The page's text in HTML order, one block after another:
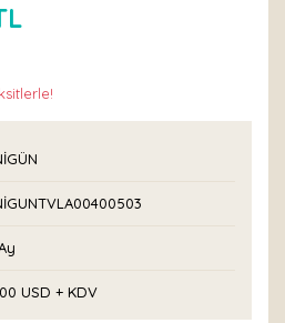
USD + KDV